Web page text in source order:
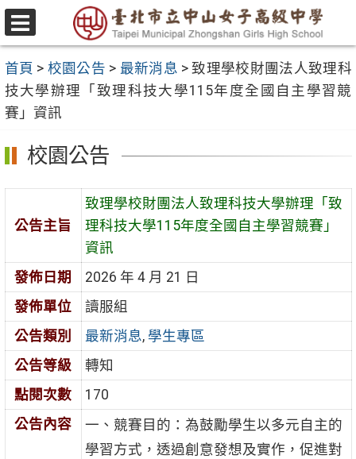
跳
至
要
內
容
區
選
單
首頁 > 校園公告 > 最新消息 >致理學校財團法人致理科
技大學辦理「致理科技大學115年度全國自主學習競
賽」資訊
校園公告
公告主旨
致理學校財團法人致理科技大學辦理「致
理科技大學115年度全國自主學習競賽」
資訊
發佈日期
2026 年 4 月 21 日
發佈單位
讀服組
公告類別
最新消息, 學生專區
公告等級
轉知
點閱次數
170
公告內容
一、競賽目的：為鼓勵學生以多元自主的
學習方式，透過創意發想及實作，促進對